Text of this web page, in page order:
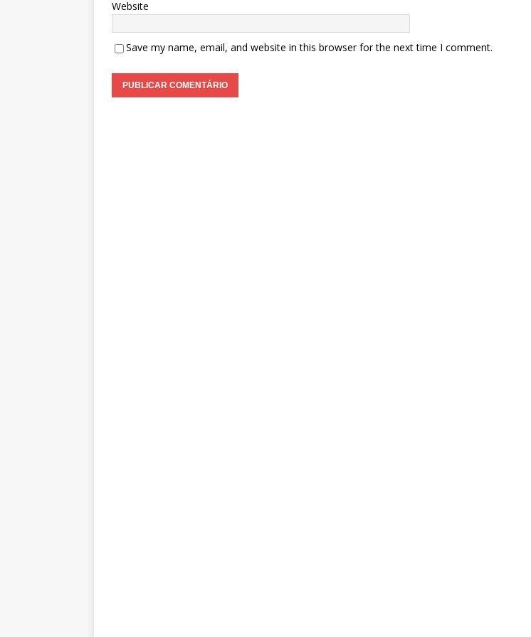
Website
Save my name, email, and website in this browser for the next time I comment.